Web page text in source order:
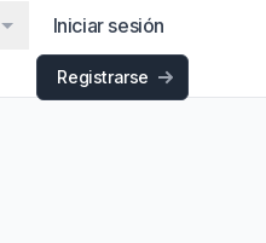
Iniciar sesión
Registrarse